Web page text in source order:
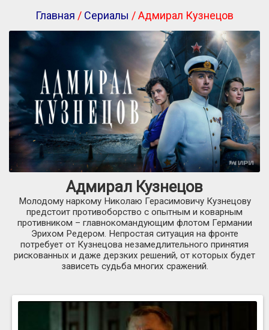
Главная / Сериалы / Адмирал Кузнецов
Адмирал Кузнецов
Молодому наркому Николаю Герасимовичу Кузнецову
предстоит противоборство с опытным и коварным
противником – главнокомандующим флотом Германии
Эрихом Редером. Непростая ситуация на фронте
потребует от Кузнецова незамедлительного принятия
рискованных и даже дерзких решений, от которых будет
зависеть судьба многих сражений.